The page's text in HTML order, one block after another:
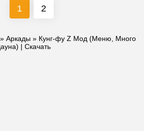
1 2
» Аркады » Кунг-фу Z Мод (Меню, Много
| Скачать